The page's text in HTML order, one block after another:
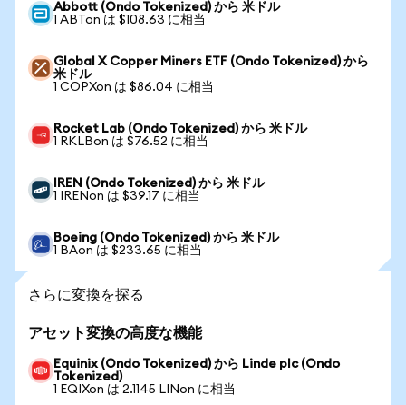
Abbott (Ondo Tokenized) から 米ドル
1 ABTon は $108.63 に相当
Global X Copper Miners ETF (Ondo Tokenized) から
米ドル
1 COPXon は $86.04 に相当
Rocket Lab (Ondo Tokenized) から 米ドル
1 RKLBon は $76.52 に相当
IREN (Ondo Tokenized) から 米ドル
1 IRENon は $39.17 に相当
Boeing (Ondo Tokenized) から 米ドル
1 BAon は $233.65 に相当
さらに変換を探る
アセット変換の高度な機能
Equinix (Ondo Tokenized) から Linde plc (Ondo
Tokenized)
1 EQIXon は 2.1145 LINon に相当